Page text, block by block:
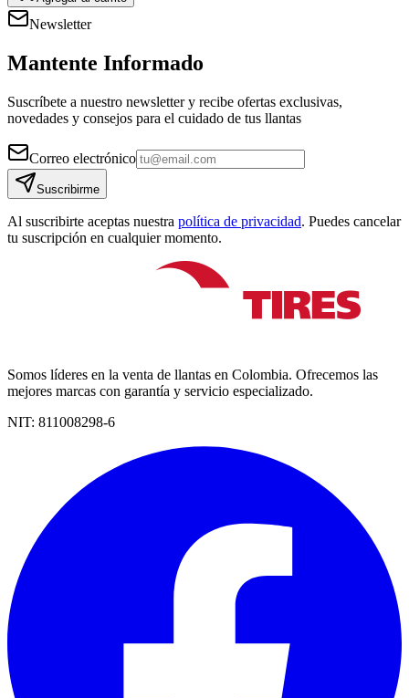
Newsletter
Mantente Informado
Suscríbete a nuestro newsletter y recibe ofertas exclusivas,
novedades y consejos para el cuidado de tus llantas
Correo electrónico
Suscribirme
Al suscribirte aceptas nuestra política de privacidad. Puedes cancelar
tu suscripción en cualquier momento.
Somos líderes en la venta de llantas en Colombia. Ofrecemos las
mejores marcas con garantía y servicio especializado.
NIT: 811008298-6